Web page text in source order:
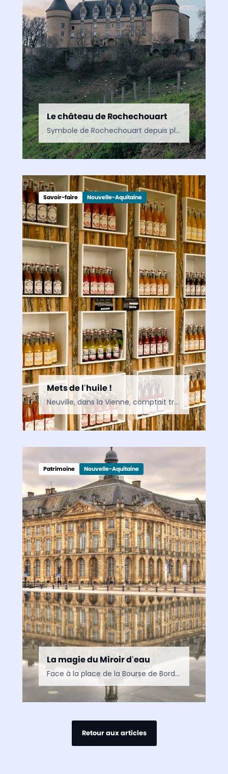
Le château de Rochechouart
Symbole de Rochechouart depuis plus de 800 ans, ce château emblématique de la Haute-Vienne, au cœur du Limousin, mêle histoire, art et patrimoine. De ses fortifications à ses fresques Renaissance,…
Savoir-faire Nouvelle-Aquitaine
Mets de l’huile !
Neuville, dans la Vienne, comptait treize huileries jadis : il n’en reste plus qu’une. Un vrai trésor du patrimoine local ! Or, loin de rester confite dans le passé, l’entreprise survivante conjugue…
Patrimoine Nouvelle-Aquitaine
La magie du Miroir d’eau
Face à la place de la Bourse de Bordeaux, le Miroir d’eau peut s’enorgueillir d’être inscrit au Patrimoine mondial contemporain. Ses effets extraordinaires de miroir et de brouillard surgis des…
Retour aux articles